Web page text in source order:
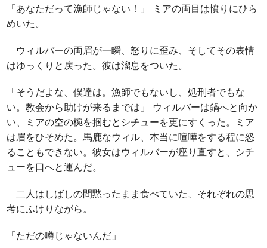
「あなただって漁師じゃない！」 ミアの両目は憤りにひら
めいた。
ウィルバーの両眉が一瞬、怒りに歪み、そしてその表情
はゆっくりと戻った。彼は溜息をついた。
「そうだよな、僕達は。漁師でもないし、処刑者でもな
い。教会から助けが来るまでは」 ウィルバーは鍋へと向か
い、ミアの空の椀を掴むとシチューを更にすくった。ミア
は眉をひそめた。馬鹿なウィル、本当に喧嘩をする程に怒
ることもできない。彼女はウィルバーが座り直すと、シチ
ューを口へと運んだ。
二人はしばしの間黙ったまま食べていた、それぞれの思
考にふけりながら。
「ただの噂じゃないんだ」